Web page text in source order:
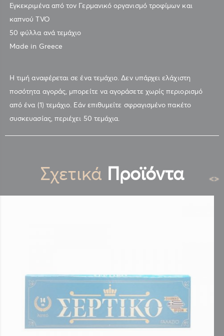
Εγκεκριμένα από τον Γερμανικό οργανισμό τροφίμων και
καπνού TVO
50 φύλλα ανά τεμάχιο
Made in Greece
Η τιμή αναφέρεται σε ένα τεμάχιο. Δεν υπάρχει ελάχιστη
ποσότητα αγοράς, μπορείτε να αγοράσετε χωρίς περιορισμό
από ένα (1) τεμάχιο. Εάν επιθυμείτε σφραγισμένο πακέτο
συσκευασίας, περιέχει 50 τεμάχια.
Σχετικά Προϊόντα <>